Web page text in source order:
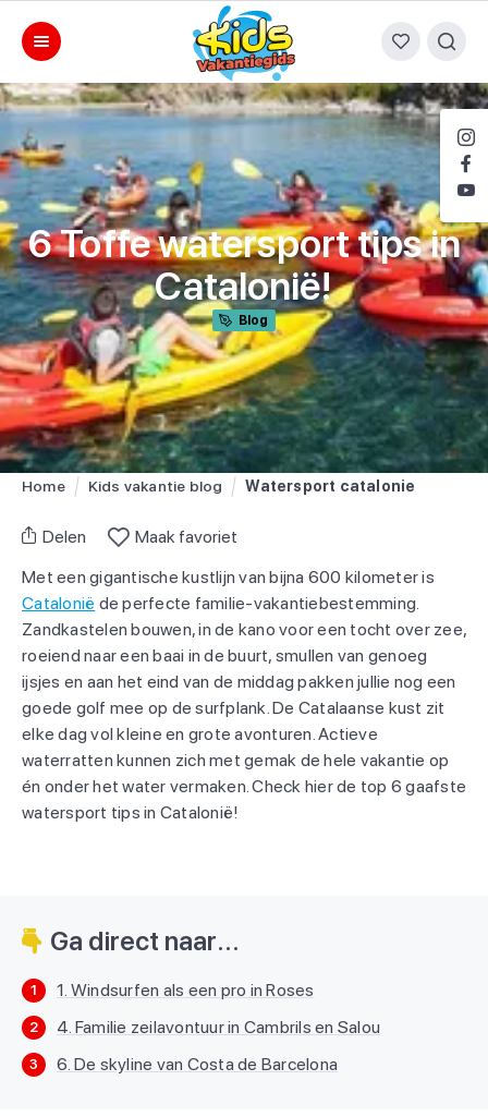
6 Toffe watersport tips in
Catalonië!
Blog
Home Kids vakantie blog Watersport catalonie
Delen
Maak favoriet
Met een gigantische kustlijn van bijna 600 kilometer is
Catalonië de perfecte familie-vakantiebestemming.
Zandkastelen bouwen, in de kano voor een tocht over zee,
roeiend naar een baai in de buurt, smullen van genoeg
ijsjes en aan het eind van de middag pakken jullie nog een
goede golf mee op de surfplank. De Catalaanse kust zit
elke dag vol kleine en grote avonturen. Actieve
waterratten kunnen zich met gemak de hele vakantie op
én onder het water vermaken. Check hier de top 6 gaafste
watersport tips in Catalonië!
Ga direct naar...
1 1. Windsurfen als een pro in Roses
2 4. Familie zeilavontuur in Cambrils en Salou
3 6. De skyline van Costa de Barcelona